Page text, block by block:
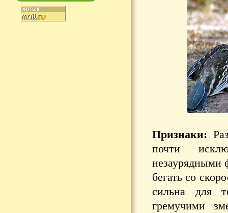
Признаки:
почти
незаурядными
бегать со
сильна для
гремучими